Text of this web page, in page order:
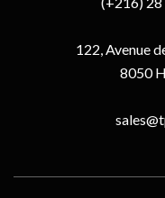
122, Avenue
8050